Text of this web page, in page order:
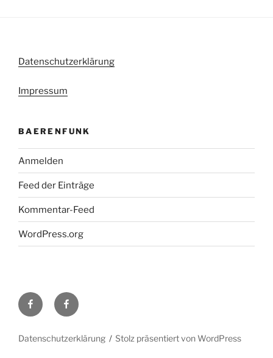
Datenschutzerklärung
Impressum
BAERENFUNK
Anmelden
Feed der Einträge
Kommentar-Feed
WordPress.org
H48
bei
Facebook-
Gruppe
Datenschutzerklärung Stolz präsentiert von WordPress